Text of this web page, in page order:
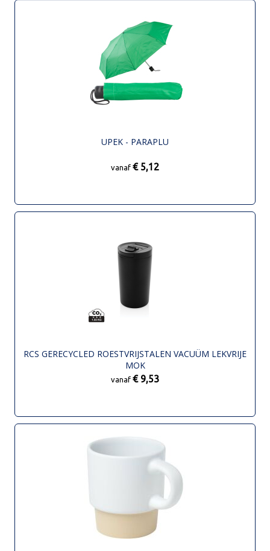
UPEK - PARAPLU
vanaf € 5,12
RCS GERECYCLED ROESTVRIJSTALEN VACUÜM LEKVRIJE
MOK
vanaf € 9,53